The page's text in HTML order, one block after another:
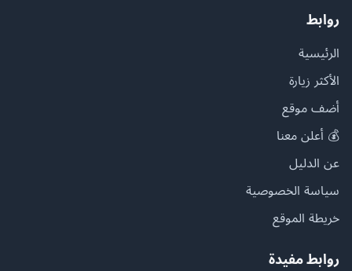
روابط
الرئيسية
الأكثر زيارة
أضف موقع
💰 أعلن معنا
عن الدليل
سياسة الخصوصية
خريطة الموقع
روابط مفيدة